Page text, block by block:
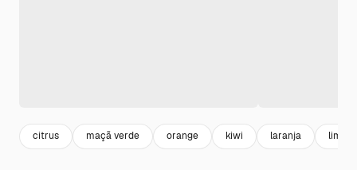
citrus maçã verde orange kiwi laranja limão